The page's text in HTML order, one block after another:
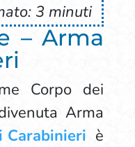
3 minuti
– Arma
Corpo dei
Arma
Carabinieri è